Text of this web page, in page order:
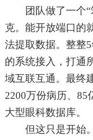
团队做了一个“
克。能开放端口的
法提取数据。整整
的系统接入，打通
域互联互通。最终
2200万份病历、85
大型眼科数据库。
但这只是开始。